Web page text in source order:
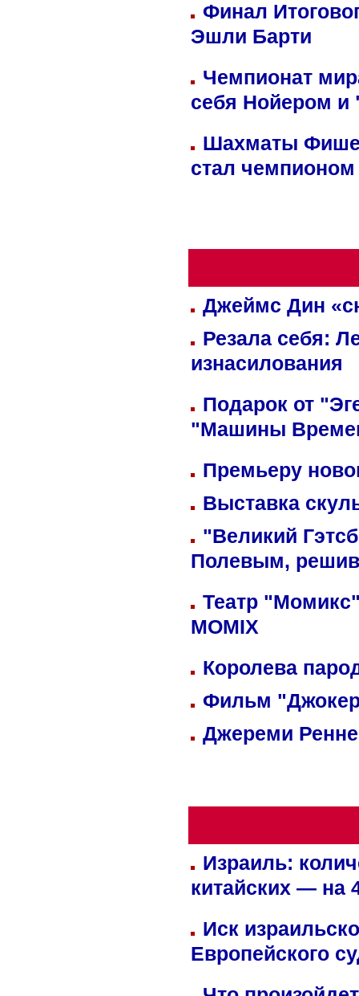
Финал
Эшли Барти
Чемпионат
себя Нойером и
Шахматы
стал
Джеймс Дин
Резала себя:
изнасилования
Подарок от
"Машины
Премьеру
Выставка
"Великий
Полевым,
Театр
MOMIX
Королева
Фильм
Джереми
Израиль:
китайских — на
Иск
Европейского